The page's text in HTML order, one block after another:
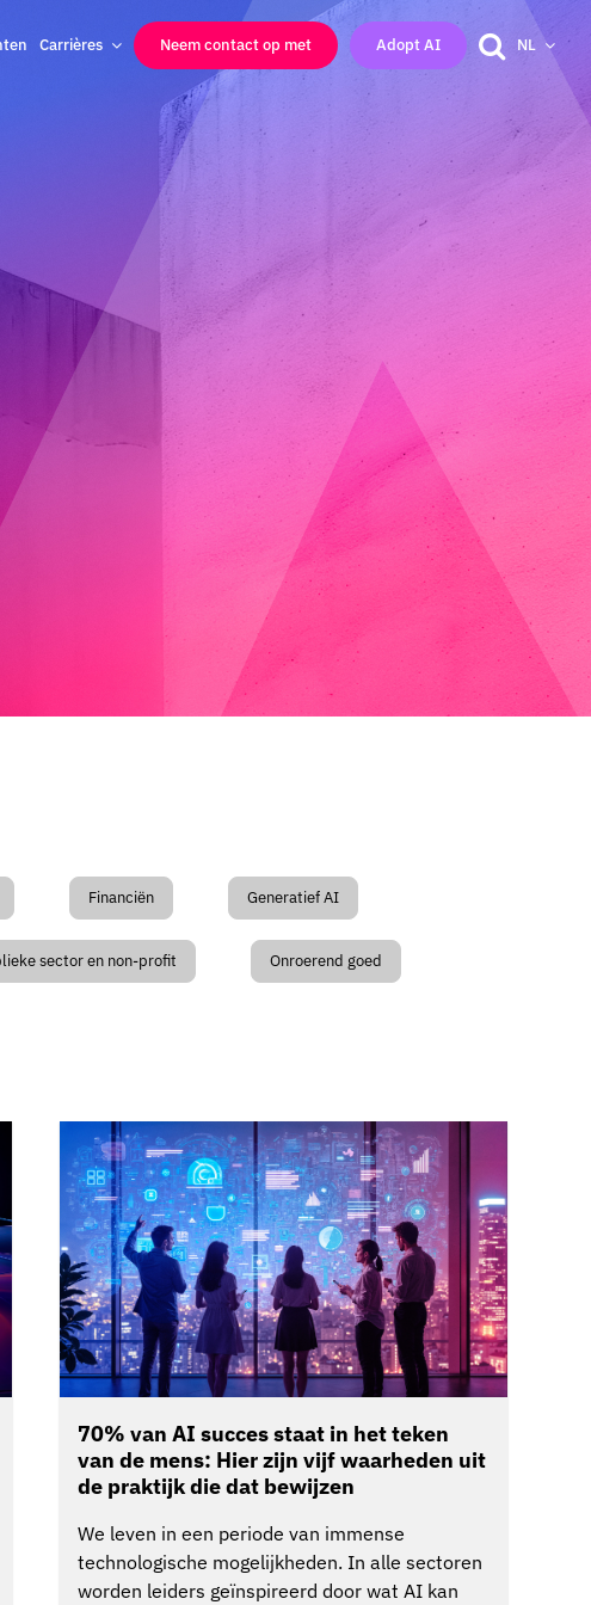
Carrières Neem contact op met Adopt AI NL
Financiën Generatief AI
sector en non-profit Onroerend goed
70% van AI succes staat in het teken
van de mens: Hier zijn vijf waarheden uit
de praktijk die dat bewijzen
We leven in een periode van immense
technologische mogelijkheden. In alle sectoren
worden leiders geïnspireerd door wat AI kan